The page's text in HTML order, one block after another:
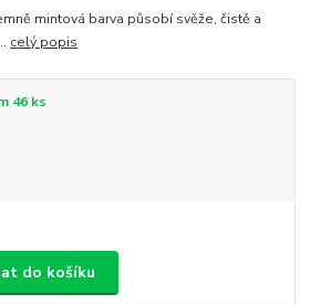
mintová barva působí svěže, čistě a
celý popis
46 ks
do košíku